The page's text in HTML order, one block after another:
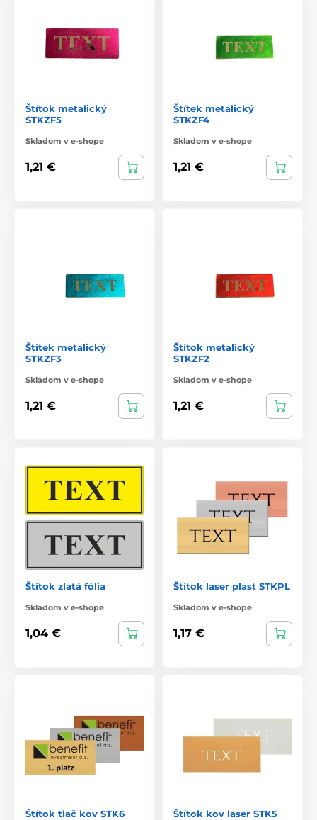
Štítok metalický
STKZF5
Skladom v e-shope
1,21 €
Štítek metalický
STKZF4
Skladom v e-shope
1,21 €
Štítek metalický
STKZF3
Skladom v e-shope
1,21 €
Štítok metalický
STKZF2
Skladom v e-shope
1,21 €
Štítok zlatá fólia
Skladom v e-shope
1,04 €
Štítok laser plast STKPL
Skladom v e-shope
1,17 €
Štítok tlač kov STK6 Štítok kov laser STK5